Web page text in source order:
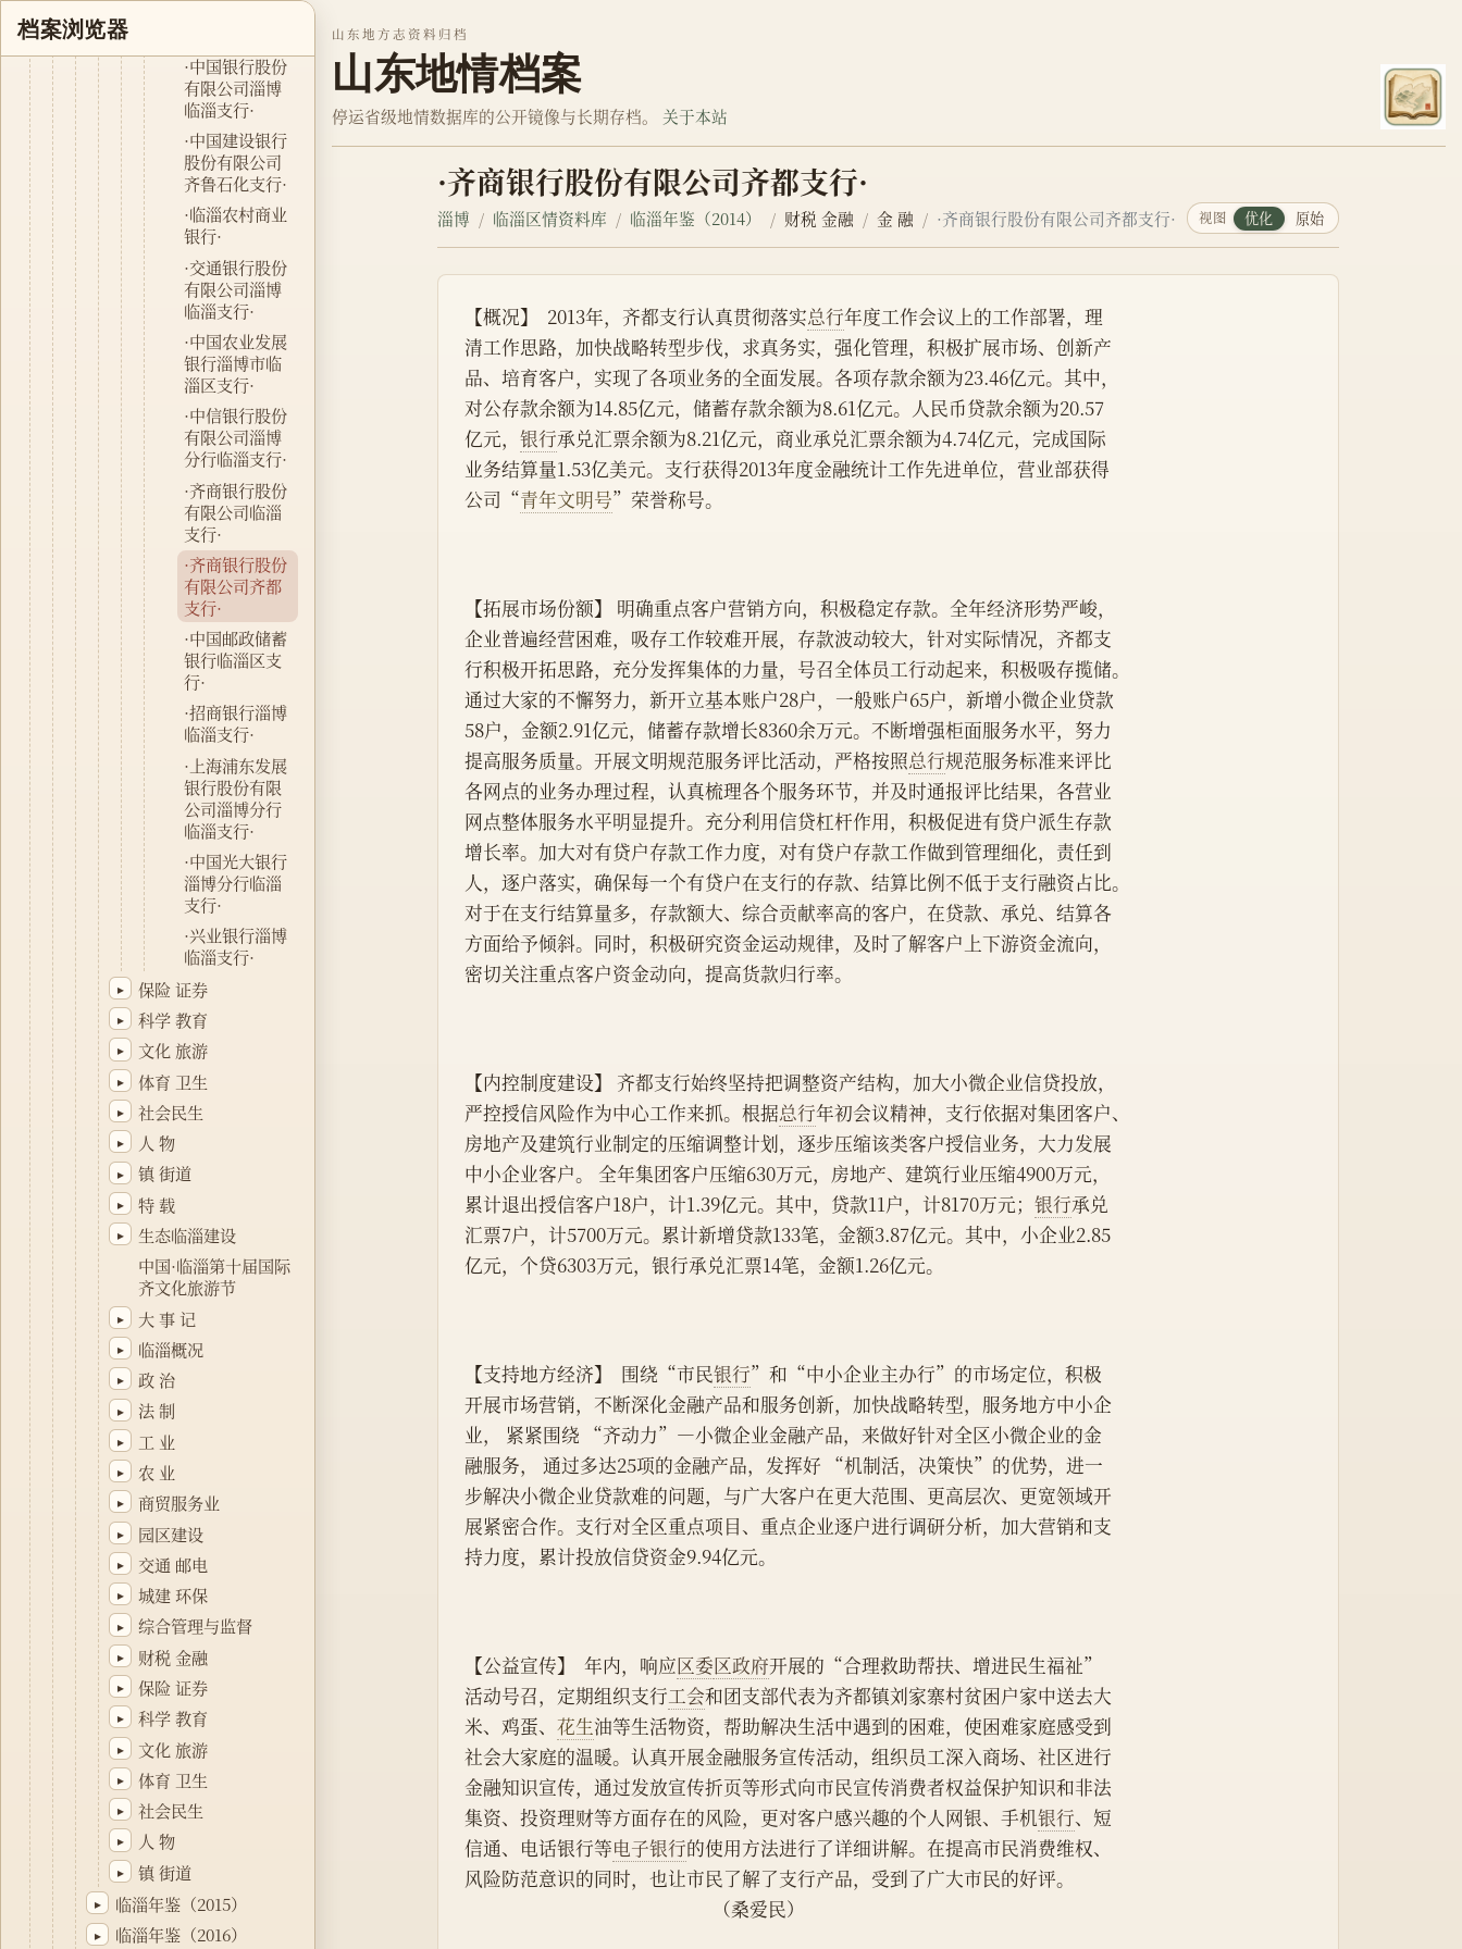
山东地方志资料归档
山东地情档案
停运省级地情数据库的公开镜像与长期存档。 关于本站
·齐商银行股份有限公司齐都支行·
淄博 临淄区情资料库 临淄年鉴（2014） 财税 金融 金 融 ·齐商银行股份有限公司齐都支行· 视图 优化 原始
档案浏览器
·中国银行股份
有限公司淄博
临淄支行·
·中国建设银行
股份有限公司
齐鲁石化支行·
·临淄农村商业
银行·
·交通银行股份
有限公司淄博
临淄支行·
·中国农业发展
银行淄博市临
淄区支行·
·中信银行股份
有限公司淄博
分行临淄支行·
·齐商银行股份
有限公司临淄
支行·
·齐商银行股份
有限公司齐都
支行·
·中国邮政储蓄
银行临淄区支
行·
·招商银行淄博
临淄支行·
·上海浦东发展
银行股份有限
公司淄博分行
临淄支行·
·中国光大银行
淄博分行临淄
支行·
·兴业银行淄博
临淄支行·
▸ 保险 证券
▸ 科学 教育
▸ 文化 旅游
▸ 体育 卫生
▸ 社会民生
▸ 人 物
▸ 镇 街道
▸ 特 载
▸
生态临淄建设
中国·临淄第十届国际
齐文化旅游节
▸ 大 事 记
▸ 临淄概况
▸ 政 治
▸ 法 制
▸ 工 业
▸ 农 业
▸ 商贸服务业
▸ 园区建设
▸ 交通 邮电
▸ 城建 环保
▸ 综合管理与监督
▸ 财税 金融
▸ 保险 证券
▸ 科学 教育
▸ 文化 旅游
▸ 体育 卫生
▸ 社会民生
▸ 人 物
▸ 镇 街道
▸ 临淄年鉴（2015）
▸ 临淄年鉴（2016）
【概况】  2013年，齐都支行认真贯彻落实总行年度工作会议上的工作部署，理
清工作思路，加快战略转型步伐，求真务实，强化管理，积极扩展市场、创新产
品、培育客户，实现了各项业务的全面发展。各项存款余额为23.46亿元。其中，
对公存款余额为14.85亿元，储蓄存款余额为8.61亿元。人民币贷款余额为20.57
亿元，银行承兑汇票余额为8.21亿元，商业承兑汇票余额为4.74亿元，完成国际
业务结算量1.53亿美元。支行获得2013年度金融统计工作先进单位，营业部获得
公司“青年文明号”荣誉称号。
【拓展市场份额】 明确重点客户营销方向，积极稳定存款。全年经济形势严峻，
企业普遍经营困难，吸存工作较难开展，存款波动较大，针对实际情况，齐都支
行积极开拓思路，充分发挥集体的力量，号召全体员工行动起来，积极吸存揽储。
通过大家的不懈努力，新开立基本账户28户，一般账户65户，新增小微企业贷款
58户，金额2.91亿元，储蓄存款增长8360余万元。不断增强柜面服务水平，努力
提高服务质量。开展文明规范服务评比活动，严格按照总行规范服务标准来评比
各网点的业务办理过程，认真梳理各个服务环节，并及时通报评比结果，各营业
网点整体服务水平明显提升。充分利用信贷杠杆作用，积极促进有贷户派生存款
增长率。加大对有贷户存款工作力度，对有贷户存款工作做到管理细化，责任到
人，逐户落实，确保每一个有贷户在支行的存款、结算比例不低于支行融资占比。
对于在支行结算量多，存款额大、综合贡献率高的客户，在贷款、承兑、结算各
方面给予倾斜。同时，积极研究资金运动规律，及时了解客户上下游资金流向，
密切关注重点客户资金动向，提高货款归行率。
【内控制度建设】 齐都支行始终坚持把调整资产结构，加大小微企业信贷投放，
严控授信风险作为中心工作来抓。根据总行年初会议精神，支行依据对集团客户、
房地产及建筑行业制定的压缩调整计划，逐步压缩该类客户授信业务，大力发展
中小企业客户。 全年集团客户压缩630万元，房地产、建筑行业压缩4900万元，
累计退出授信客户18户，计1.39亿元。其中，贷款11户，计8170万元；银行承兑
汇票7户，计5700万元。累计新增贷款133笔，金额3.87亿元。其中，小企业2.85
亿元，个贷6303万元，银行承兑汇票14笔，金额1.26亿元。
【支持地方经济】  围绕“市民银行”和“中小企业主办行”的市场定位，积极
开展市场营销，不断深化金融产品和服务创新，加快战略转型，服务地方中小企
业， 紧紧围绕 “齐动力”—小微企业金融产品，来做好针对全区小微企业的金
融服务， 通过多达25项的金融产品，发挥好 “机制活，决策快”的优势，进一
步解决小微企业贷款难的问题，与广大客户在更大范围、更高层次、更宽领域开
展紧密合作。支行对全区重点项目、重点企业逐户进行调研分析，加大营销和支
持力度，累计投放信贷资金9.94亿元。
【公益宣传】  年内，响应区委区政府开展的“合理救助帮扶、增进民生福祉”
活动号召，定期组织支行工会和团支部代表为齐都镇刘家寨村贫困户家中送去大
米、鸡蛋、花生油等生活物资，帮助解决生活中遇到的困难，使困难家庭感受到
社会大家庭的温暖。认真开展金融服务宣传活动，组织员工深入商场、社区进行
金融知识宣传，通过发放宣传折页等形式向市民宣传消费者权益保护知识和非法
集资、投资理财等方面存在的风险，更对客户感兴趣的个人网银、手机银行、短
信通、电话银行等电子银行的使用方法进行了详细讲解。在提高市民消费维权、
风险防范意识的同时，也让市民了解了支行产品，受到了广大市民的好评。
                                                         （桑爱民）